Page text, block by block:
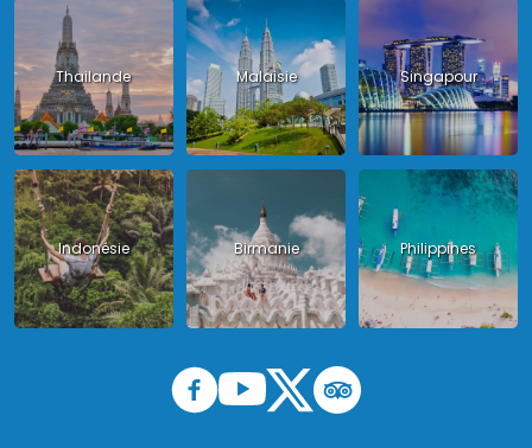
Thailande Malaisie Singapour
Indonésie Birmanie Philippines